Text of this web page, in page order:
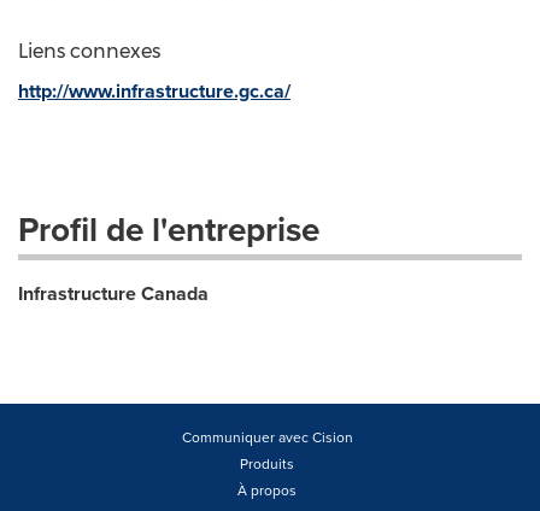
Liens connexes
http://www.infrastructure.gc.ca/
Profil de l'entreprise
Infrastructure Canada
Communiquer avec Cision
Produits
À propos